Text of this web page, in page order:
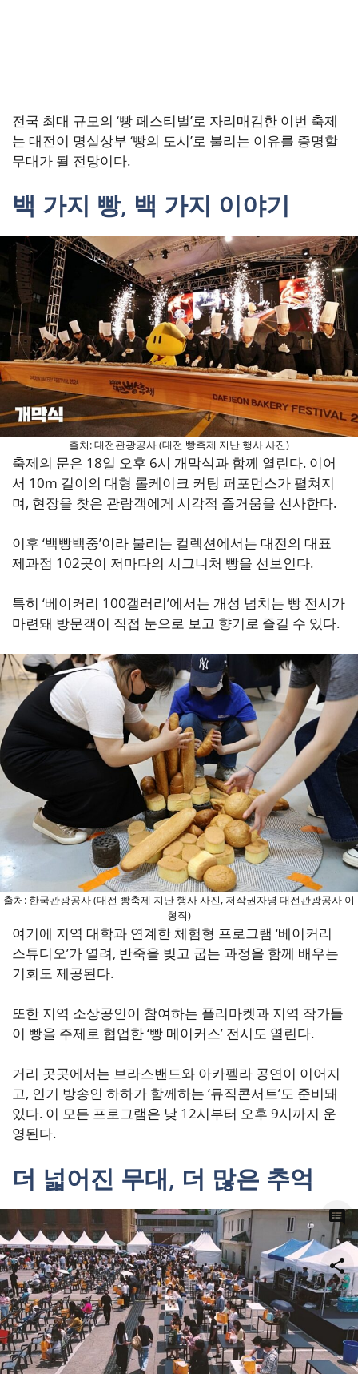
전국 최대 규모의 ‘빵 페스티벌’로 자리매김한 이번 축제
는 대전이 명실상부 ‘빵의 도시’로 불리는 이유를 증명할
무대가 될 전망이다.
백 가지 빵, 백 가지 이야기
출처: 대전관광공사 (대전 빵축제 지난 행사 사진)
축제의 문은 18일 오후 6시 개막식과 함께 열린다. 이어
서 10m 길이의 대형 롤케이크 커팅 퍼포먼스가 펼쳐지
며, 현장을 찾은 관람객에게 시각적 즐거움을 선사한다.
이후 ‘백빵백중’이라 불리는 컬렉션에서는 대전의 대표
제과점 102곳이 저마다의 시그니처 빵을 선보인다.
특히 ‘베이커리 100갤러리’에서는 개성 넘치는 빵 전시가
마련돼 방문객이 직접 눈으로 보고 향기로 즐길 수 있다.
출처: 한국관광공사 (대전 빵축제 지난 행사 사진, 저작권자명 대전관광공사 이
형직)
여기에 지역 대학과 연계한 체험형 프로그램 ‘베이커리
스튜디오’가 열려, 반죽을 빚고 굽는 과정을 함께 배우는
기회도 제공된다.
또한 지역 소상공인이 참여하는 플리마켓과 지역 작가들
이 빵을 주제로 협업한 ‘빵 메이커스’ 전시도 열린다.
거리 곳곳에서는 브라스밴드와 아카펠라 공연이 이어지
고, 인기 방송인 하하가 함께하는 ‘뮤직콘서트’도 준비돼
있다. 이 모든 프로그램은 낮 12시부터 오후 9시까지 운
영된다.
더 넓어진 무대, 더 많은 추억
0
공유